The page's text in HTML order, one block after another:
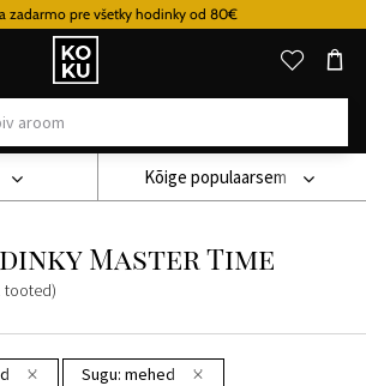
zadarmo pre všetky hodinky od 80€
Originaalsed
parfüümid
kellad
ühes
Hodinky Pánske Hodinky Master Time
Master Time
tooted)
Kõige populaarsem
Sugu: mehed